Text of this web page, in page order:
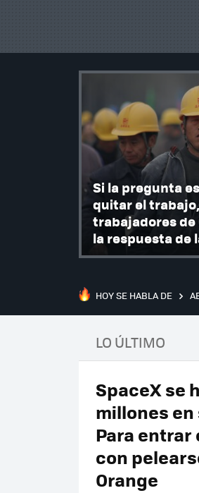
Si la pregunta
quitar el
trabajadores de
la respuesta de
HOY SE HABLA DE
LO ÚLTIMO
SpaceX se
millones
Para entrar
con
Orange